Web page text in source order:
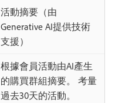
活動摘要（由
Generative AI提供技術
支援）
根據會員活動由AI產生
的購買群組摘要。 考量
過去30天的活動。